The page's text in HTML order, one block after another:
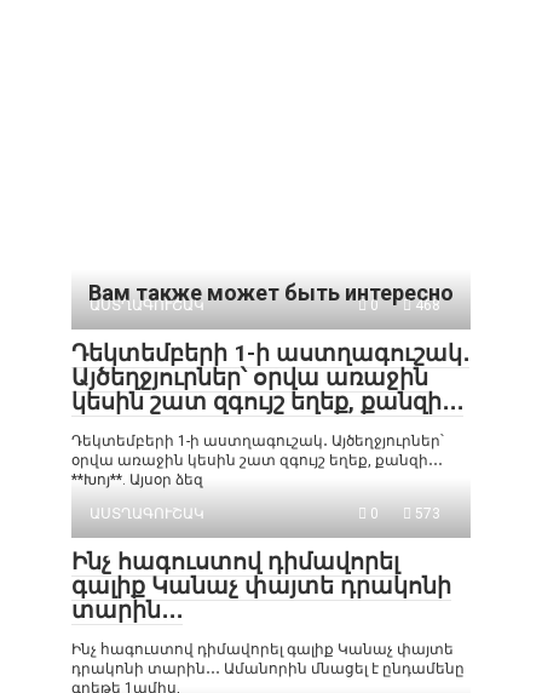
Вам также может быть интересно
ԱՍՏՂԱԳՈՒՇԱԿ 0 468
Դեկտեմբերի 1-ի աստղագուշակ․
Այծեղջյուրներ՝ օրվա առաջին
կեսին շատ զգույշ եղեք, քանզի․․․
Դեկտեմբերի 1-ի աստղագուշակ․ Այծեղջյուրներ՝
օրվա առաջին կեսին շատ զգույշ եղեք, քանզի․․․
**Խոյ**. Այսօր ձեզ
ԱՍՏՂԱԳՈՒՇԱԿ
0 573
Ինչ հագուստով դիմավորել
գալիք Կանաչ փայտե դրակոնի
տարին․․․
Ինչ հագուստով դիմավորել գալիք Կանաչ փայտե
դրակոնի տարին․․․ Ամանորին մնացել է ընդամենը
գրեթե 1ամիս,